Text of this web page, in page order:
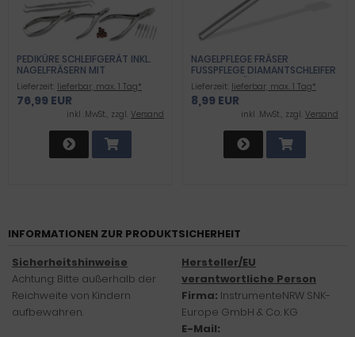
PEDIKÜRE SCHLEIFGERÄT INKL.
NAGELFRÄSERN MIT
NAGELZANGEN-SET
Lieferzeit: lieferbar, max. 1 Tag*
76,99 EUR
inkl .MwSt., zzgl. Versand
NAGELPFLEGE FRÄSER
FUSSPFLEGE DIAMANTSCHLEIFER M
ITTLERE KÖRNUNG ZYLINDER F
ÜR ARBEITEN AN DEN NÄGELN U
ND HORNHAUT
Lieferzeit: lieferbar, max. 1 Tag*
8,99 EUR
inkl .MwSt., zzgl. Versand
INFORMATIONEN ZUR PRODUKTSICHERHEIT
Sicherheitshinweise
Achtung: Bitte außerhalb der
Reichweite von Kindern
aufbewahren.
Hersteller/EU
verantwortliche Person
Firma: InstrumenteNRW SNK-
Europe GmbH & Co. KG
E-Mail: